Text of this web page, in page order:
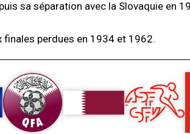
sa séparation avec la Slovaquie en
perdues en 1934 et 1962.